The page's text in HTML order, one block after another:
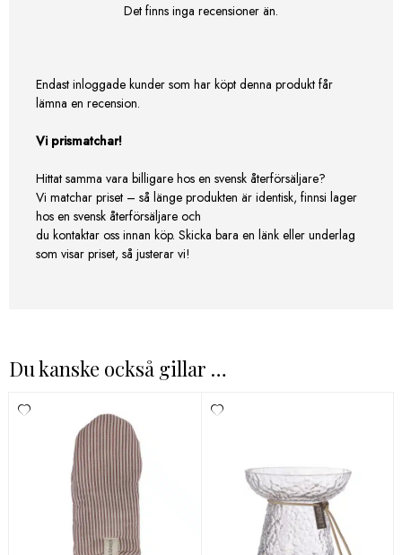
Det finns inga recensioner än.
Endast inloggade kunder som har köpt denna produkt får
lämna en recension.
Vi prismatchar!
Hittat samma vara billigare hos en svensk återförsäljare?
Vi matchar priset – så länge produkten är identisk, finnsi lager
hos en svensk återförsäljare och
du kontaktar oss innan köp. Skicka bara en länk eller underlag
som visar priset, så justerar vi!
Du kanske också gillar …